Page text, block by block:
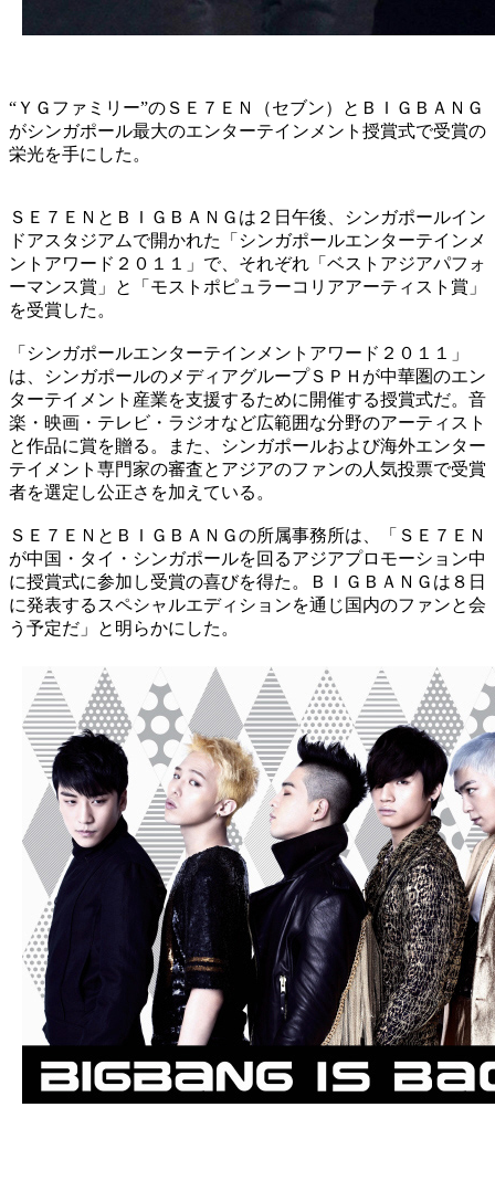
“ＹＧファミリー”のＳＥ７ＥＮ（セブン）とＢＩＧＢＡＮＧ
がシンガポール最大のエンターテインメント授賞式で受賞の
栄光を手にした。
ＳＥ７ＥＮとＢＩＧＢＡＮＧは２日午後、シンガポールイン
ドアスタジアムで開かれた「シンガポールエンターテインメ
ントアワード２０１１」で、それぞれ「ベストアジアパフォ
ーマンス賞」と「モストポピュラーコリアアーティスト賞」
を受賞した。
「シンガポールエンターテインメントアワード２０１１」
は、シンガポールのメディアグループＳＰＨが中華圏のエン
ターテイメント産業を支援するために開催する授賞式だ。音
楽・映画・テレビ・ラジオなど広範囲な分野のアーティスト
と作品に賞を贈る。また、シンガポールおよび海外エンター
テイメント専門家の審査とアジアのファンの人気投票で受賞
者を選定し公正さを加えている。
ＳＥ７ＥＮとＢＩＧＢＡＮＧの所属事務所は、「ＳＥ７ＥＮ
が中国・タイ・シンガポールを回るアジアプロモーション中
に授賞式に参加し受賞の喜びを得た。ＢＩＧＢＡＮＧは８日
に発表するスペシャルエディションを通じ国内のファンと会
う予定だ」と明らかにした。